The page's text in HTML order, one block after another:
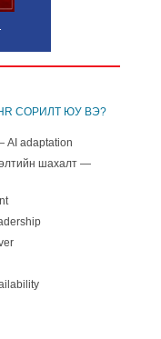
СОРИЛТ ЮУ ВЭ?
AI adaptation
шахалт —